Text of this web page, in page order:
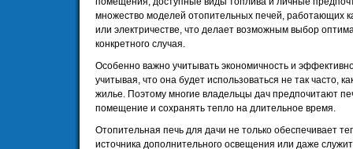
множество моделей отопительных печей, работающих
или электричестве, что делает возможным выбор
конкретного случая.
Особенно важно учитывать экономичность и
учитывая, что она будет использоваться не так часто,
жилье. Поэтому многие владельцы дач предпочитают
помещение и сохранять тепло на длительное время.
Отопительная печь для дачи не только обеспечивает
источника дополнительного освещения или даже